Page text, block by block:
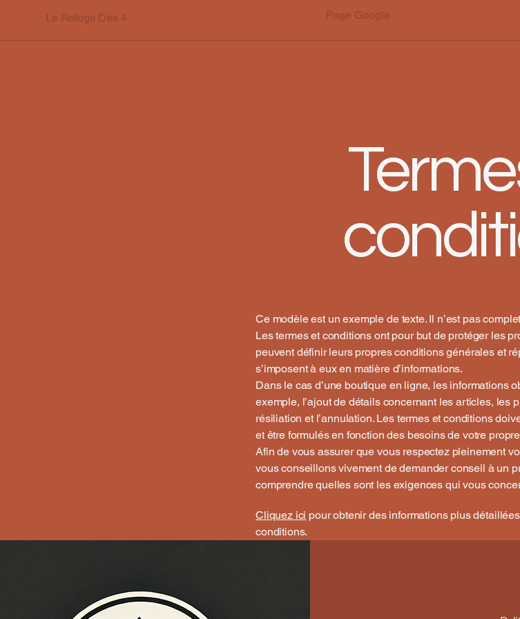
Le Refuge Des 4 Page Google
Ce modèle est un exemple de texte. Il n’est pas
Les termes et conditions ont pour but de protéger les
peuvent définir leurs propres conditions générales et
s’imposent à eux en matière d’informations.
Dans le cas d’une boutique en ligne, les informations
exemple, l’ajout de détails concernant les articles, les
résiliation et l’annulation. Les termes et conditions
et être formulés en fonction des besoins de votre
Afin de vous assurer que vous respectez pleinement
vous conseillons vivement de demander conseil à un
comprendre quelles sont les exigences qui vous
Cliquez ici pour obtenir des informations plus
conditions.